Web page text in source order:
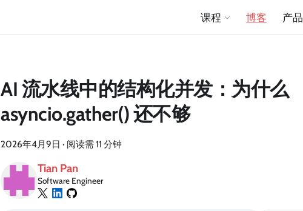
课程 博客 产品
AI 流水线中的结构化并发：为什么
asyncio.gather() 还不够
2026年4月9日 · 阅读需 11 分钟
Tian Pan
Software Engineer